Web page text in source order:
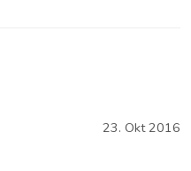
23. Okt 2016